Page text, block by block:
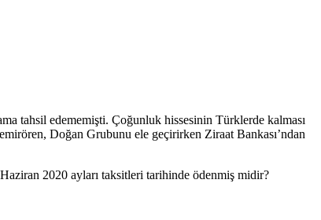
tahsil edememişti. Çoğunluk hissesinin Türklerde kalması
Doğan Grubunu ele geçirirken Ziraat Bankası’ndan
2020 ayları taksitleri tarihinde ödenmiş midir?